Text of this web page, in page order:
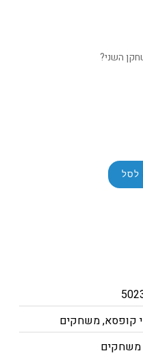
השני?
לסל
קופסא,משחקים
משחקים